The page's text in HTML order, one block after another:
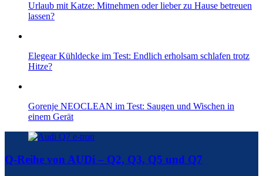
Urlaub mit Katze: Mitnehmen oder lieber zu Hause betreuen
lassen?
Elegear Kühldecke im Test: Endlich erholsam schlafen trotz
Hitze?
Gorenje NEOCLEAN im Test: Saugen und Wischen in
einem Gerät
Q-Reihe von AUDi – Q2, Q3, Q5 und Q7